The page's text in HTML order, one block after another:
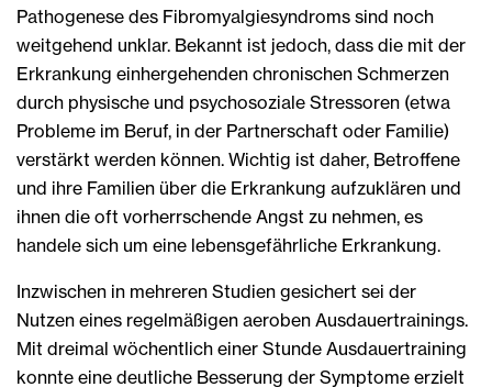
Pathogenese des Fibromyalgiesyndroms sind noch
weitgehend unklar. Bekannt ist jedoch, dass die mit der
Erkrankung einhergehenden chronischen Schmerzen
durch physische und psychosoziale Stressoren (etwa
Probleme im Beruf, in der Partnerschaft oder Familie)
verstärkt werden können. Wichtig ist daher, Betroffene
und ihre Familien über die Erkrankung aufzuklären und
ihnen die oft vorherrschende Angst zu nehmen, es
handele sich um eine lebensgefährliche Erkrankung.
Inzwischen in mehreren Studien gesichert sei der
Nutzen eines regelmäßigen aeroben Ausdauertrainings.
Mit dreimal wöchentlich einer Stunde Ausdauertraining
konnte eine deutliche Besserung der Symptome erzielt